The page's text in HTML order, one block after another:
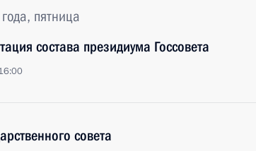
пятница
состава президиума Госсовета
совета